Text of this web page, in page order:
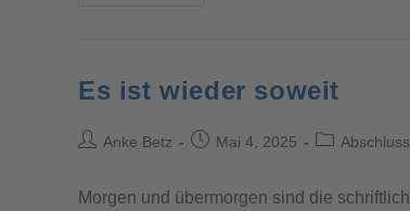
Es ist wieder soweit
Anke Betz Mai 4, 2025
Morgen und übermorgen sind die